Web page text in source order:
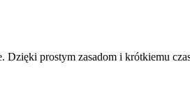
Dzięki prostym zasadom i krótkiemu